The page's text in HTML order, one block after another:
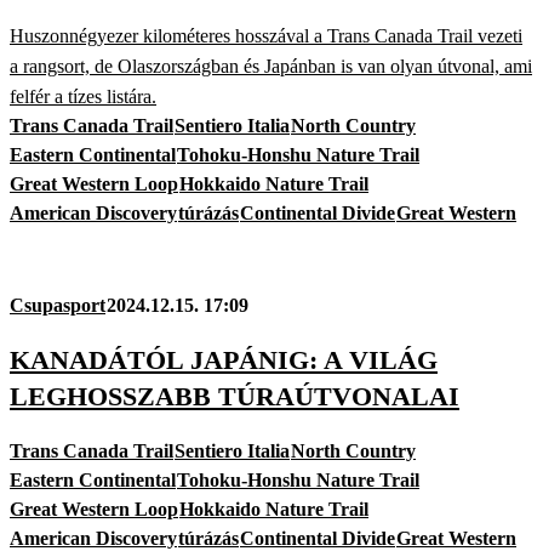
Huszonnégyezer kilométeres hosszával a Trans Canada Trail vezeti
a rangsort, de Olaszországban és Japánban is van olyan útvonal, ami
felfér a tízes listára.
Trans Canada TrailSentiero ItaliaNorth Country
Eastern ContinentalTohoku-Honshu Nature Trail
Great Western LoopHokkaido Nature Trail
American DiscoverytúrázásContinental DivideGreat Western
Csupasport2024.12.15. 17:09
KANADÁTÓL JAPÁNIG: A VILÁG
LEGHOSSZABB TÚRAÚTVONALAI
Trans Canada TrailSentiero ItaliaNorth Country
Eastern ContinentalTohoku-Honshu Nature Trail
Great Western LoopHokkaido Nature Trail
American DiscoverytúrázásContinental DivideGreat Western